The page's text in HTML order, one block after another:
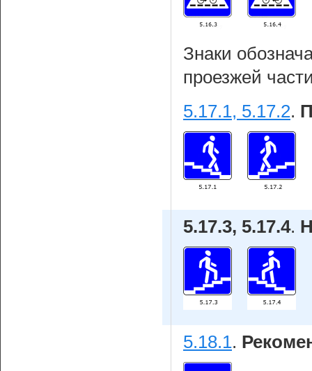
Знаки
проезжей
5.17.1, 5.17.2.
5.17.3, 5.17.4.
5.18.1.